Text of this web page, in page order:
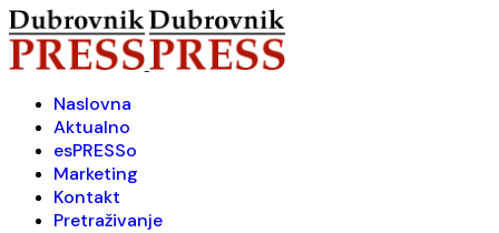
Naslovna
Aktualno
esPRESSo
Marketing
Kontakt
Pretraživanje